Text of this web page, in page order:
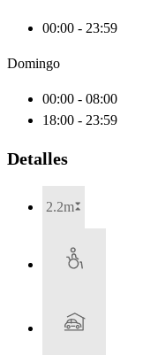
00:00 - 23:59
Domingo
00:00 - 08:00
18:00 - 23:59
Detalles
2.2m